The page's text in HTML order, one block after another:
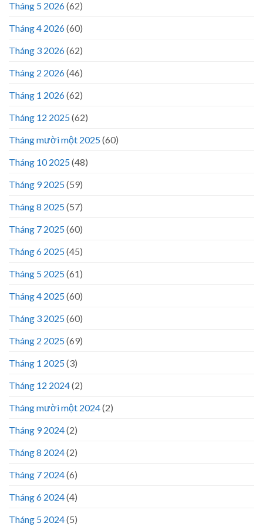
Tháng 5 2026(62)
Tháng 4 2026(60)
Tháng 3 2026(62)
Tháng 2 2026(46)
Tháng 1 2026(62)
Tháng 12 2025(62)
Tháng mười một 2025(60)
Tháng 10 2025(48)
Tháng 9 2025(59)
Tháng 8 2025(57)
Tháng 7 2025(60)
Tháng 6 2025(45)
Tháng 5 2025(61)
Tháng 4 2025(60)
Tháng 3 2025(60)
Tháng 2 2025(69)
Tháng 1 2025(3)
Tháng 12 2024(2)
Tháng mười một 2024(2)
Tháng 9 2024(2)
Tháng 8 2024(2)
Tháng 7 2024(6)
Tháng 6 2024(4)
Tháng 5 2024(5)